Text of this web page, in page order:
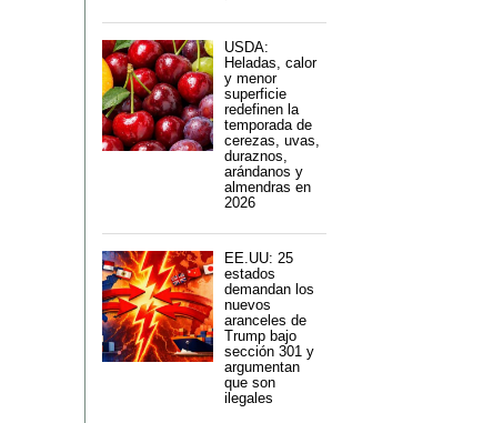
USDA:
Heladas, calor
y menor
superficie
redefinen la
temporada de
cerezas, uvas,
duraznos,
arándanos y
almendras en
2026
EE.UU: 25
estados
demandan los
nuevos
aranceles de
Trump bajo
sección 301 y
argumentan
que son
ilegales